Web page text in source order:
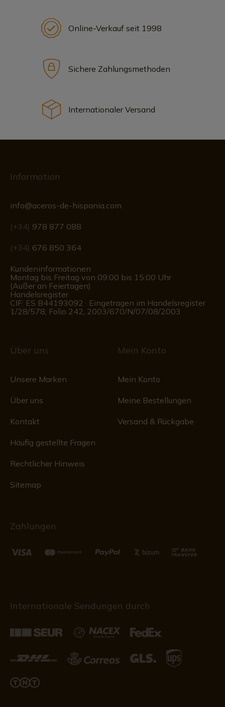
Online-Verkauf seit 1998
Sichere Zahlungsmethoden
Internationaler Versand
Information
info@aceros-de-hispania.com
(+34) 978 877 088
(+34) 676 850 364
Kundeninformationen
Montag bis Freitag von 09:00 bis 15:00 Uhr
(Außer an Feiertagen)
Handelsregister
CIF: ES B44193092 · Eingetragen im Handelsregister
1/28/578, Folio 242, 2003/670/N/07/08/2003
Über uns
Unsere Marken
Über uns
Kontakt
Häufig gestellte Fragen
Rechtlicher Hinweis
Sitemap
Mein Konto
Mein Konto
Meine Bestellungen
Versand & Rückgabe
Zahlungen
Internationale Sendungen durch